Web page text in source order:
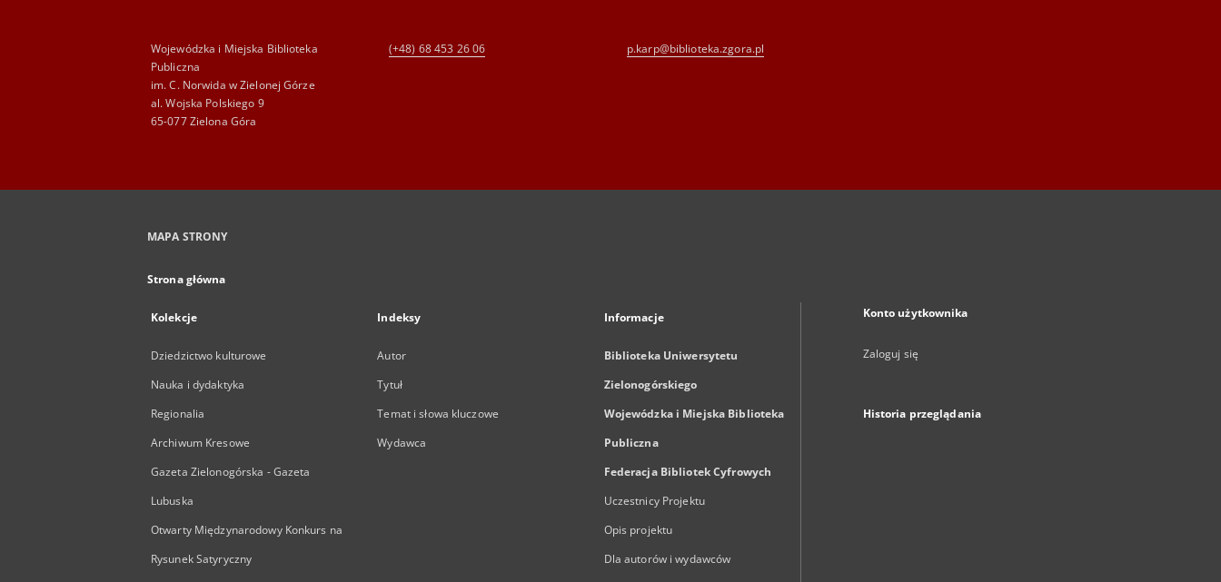
Wojewódzka i Miejska Biblioteka
Publiczna
im. C. Norwida w Zielonej Górze
al. Wojska Polskiego 9
65-077 Zielona Góra
(+48) 68 453 26 06 p.karp@biblioteka.zgora.pl
MAPA STRONY
Strona główna
Kolekcje
Dziedzictwo kulturowe
Nauka i dydaktyka
Regionalia
Archiwum Kresowe
Gazeta Zielonogórska - Gazeta
Lubuska
Otwarty Międzynarodowy Konkurs na
Rysunek Satyryczny
Indeksy
Autor
Tytuł
Temat i słowa kluczowe
Wydawca
Informacje
Biblioteka Uniwersytetu
Zielonogórskiego
Wojewódzka i Miejska Biblioteka
Publiczna
Federacja Bibliotek Cyfrowych
Uczestnicy Projektu
Opis projektu
Dla autorów i wydawców
Konto użytkownika
Zaloguj się
Historia przeglądania